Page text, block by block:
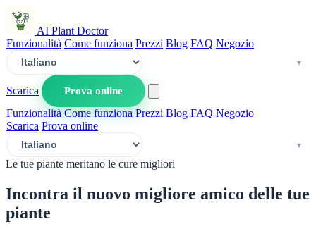
AI Plant Doctor
Funzionalità Come funziona Prezzi Blog FAQ Negozio
Scarica
Prova online
Funzionalità Come funziona Prezzi Blog FAQ Negozio
Scarica Prova online
Le tue piante meritano le cure migliori
Incontra il nuovo migliore amico delle tue
piante